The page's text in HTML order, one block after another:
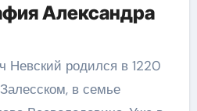
Александра
Невский родился в 1220
в семье